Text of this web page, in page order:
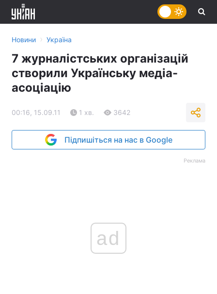
Новини › Україна
7 журналістських організацій
створили Українську медіа-
асоціацію
00:16, 15.09.11 1 хв. 3642
Підпишіться на нас в Google
Реклама
ad